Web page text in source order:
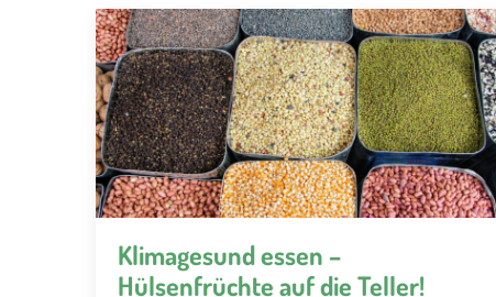
Klimagesund essen –
Hülsenfrüchte auf die Teller!